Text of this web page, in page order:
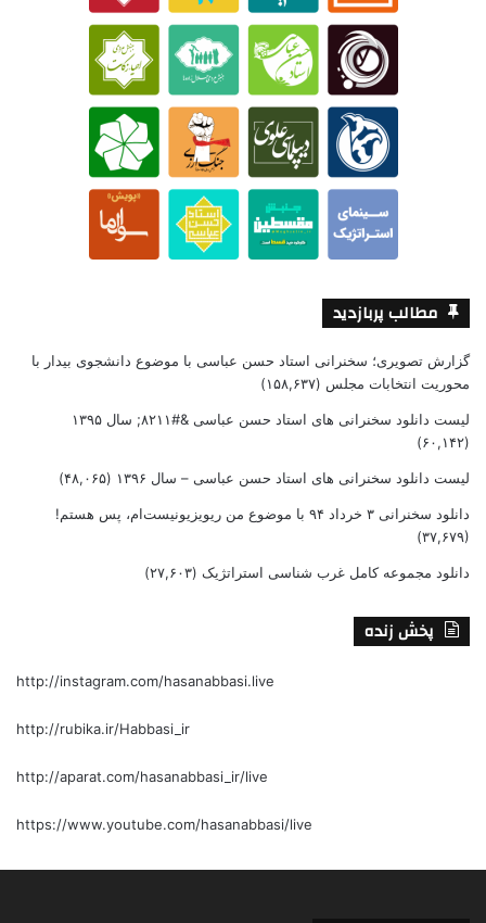
مطالب پربازدید
گزارش تصویری؛ سخنرانی استاد حسن عباسی با موضوع دانشجوی بیدار با
محوریت انتخابات مجلس (۱۵۸,۶۳۷)
لیست دانلود سخنرانی های استاد حسن عباسی &#۸۲۱۱; سال ۱۳۹۵
(۶۰,۱۴۲)
لیست دانلود سخنرانی های استاد حسن عباسی – سال ۱۳۹۶ (۴۸,۰۶۵)
دانلود سخنرانی ۳ خرداد ۹۴ با موضوع من ریویزیونیست‌ام، پس هستم!
(۳۷,۶۷۹)
دانلود مجموعه کامل غرب شناسی استراتژیک (۲۷,۶۰۳)
پخش زنده
http://instagram.com/hasanabbasi.live
http://rubika.ir/Habbasi_ir
http://aparat.com/hasanabbasi_ir/live
https://www.youtube.com/hasanabbasi/live